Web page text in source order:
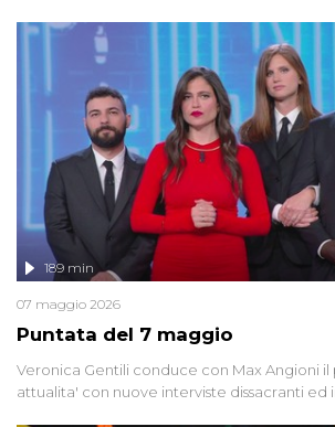
racconta l'universo delle narrazioni
globali e del complottismo che negli ultimi
social network, talk show, piazze digitali e
Puntata del 7 maggio
189 min
07 maggio 2026
Veronica Gentili conduce con Max Angioni
attualita' con nuove interviste dissacranti ed